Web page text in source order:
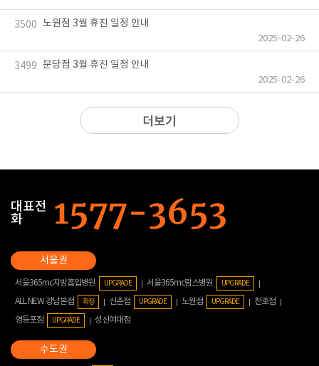
3500 노원점 3월 휴진 일정 안내
2025-02-26
3499 분당점 3월 휴진 일정 안내
2025-02-26
더보기
대표전
화
서울365mc지방흡입병원 UPGRADE 서울365mc람스병원 UPGRADE
ALL NEW 강남본점 확장 신촌점 UPGRADE 노원점 UPGRADE
천호점
영등포점
UPGRADE 성신여대점